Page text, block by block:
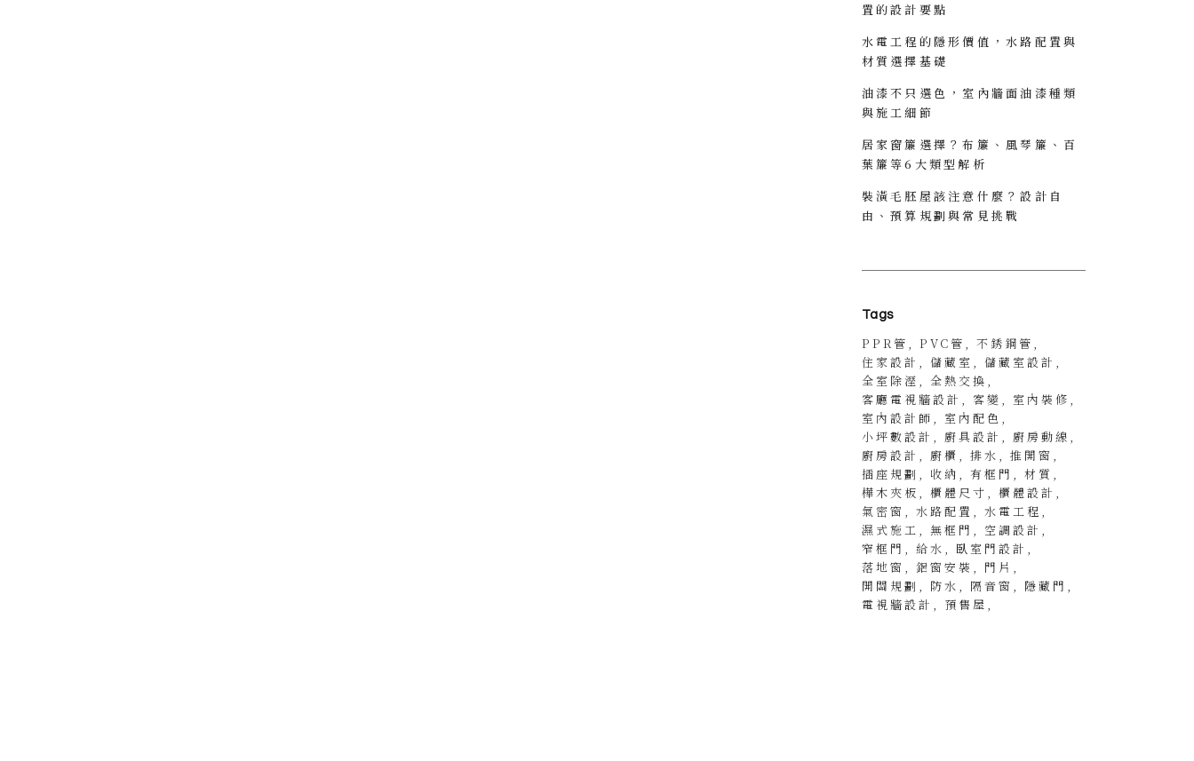
置的設計要點
水電工程的隱形價值，水路配置與
材質選擇基礎
油漆不只選色，室內牆面油漆種類
與施工細節
居家窗簾選擇？布簾、風琴簾、百
葉簾等6大類型解析
裝潢毛胚屋該注意什麼？設計自
由、預算規劃與常見挑戰
Tags
PPR管 PVC管
不銹鋼管
住家設計
儲藏室
儲藏室設計
全室除溼
全熱交換
客廳電視牆設計
客變
室內裝修
室內設計師
室內配色
小坪數設計
廚具設計
廚房動線
廚房設計
廚櫃 排水
推開窗
插座規劃
收納 有框門
材質
樺木夾板
櫃體尺寸
櫃體設計
氣密窗
水路配置
水電工程
濕式施工
無框門
空調設計
窄框門
給水
臥室門設計
落地窗
鋁窗安裝
門片
開關規劃
防水 隔音窗
隱藏門
電視牆設計
預售屋